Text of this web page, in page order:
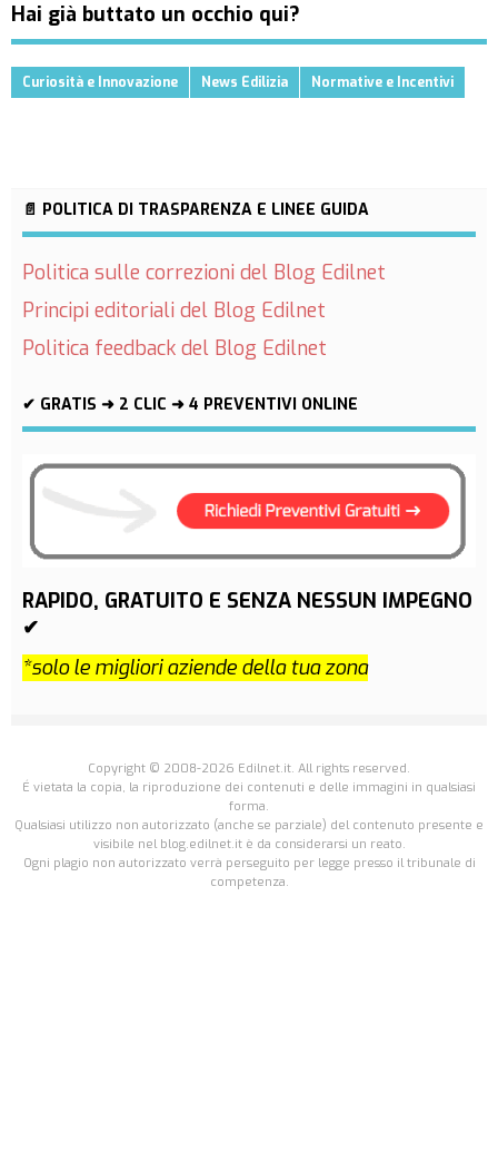
Hai già buttato un occhio qui?
Curiosità e Innovazione News Edilizia Normative e Incentivi
📄 POLITICA DI TRASPARENZA E LINEE GUIDA
Politica sulle correzioni del Blog Edilnet
Principi editoriali del Blog Edilnet
Politica feedback del Blog Edilnet
✔ GRATIS ➜ 2 CLIC ➜ 4 PREVENTIVI ONLINE
RAPIDO, GRATUITO E SENZA NESSUN IMPEGNO
✔
*solo le migliori aziende della tua zona
Copyright © 2008-2026 Edilnet.it. All rights reserved.
É vietata la copia, la riproduzione dei contenuti e delle immagini in qualsiasi
forma.
Qualsiasi utilizzo non autorizzato (anche se parziale) del contenuto presente e
visibile nel blog.edilnet.it è da considerarsi un reato.
Ogni plagio non autorizzato verrà perseguito per legge presso il tribunale di
competenza.